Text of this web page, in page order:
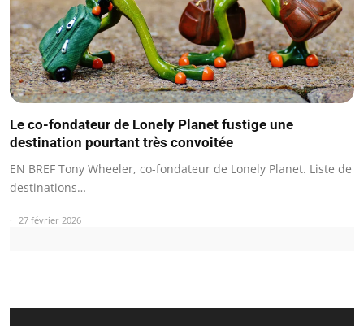
Le co-fondateur de Lonely Planet fustige une
destination pourtant très convoitée
EN BREF Tony Wheeler, co-fondateur de Lonely Planet. Liste de
destinations…
27 février 2026